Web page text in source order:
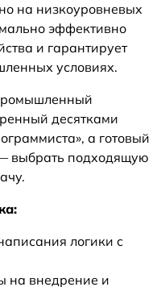
на низкоуровневых
эффективно
и гарантирует
условиях.
десятками
а готовый
— выбрать подходящую
логики с
на внедрение и